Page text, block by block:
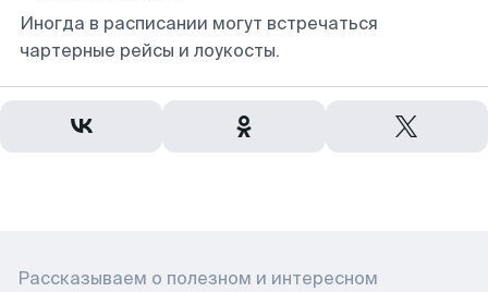
Иногда в расписании могут встречаться
чартерные рейсы и лоукосты.
Рассказываем о полезном и интересном